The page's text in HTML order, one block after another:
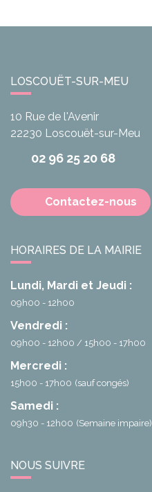
LOSCOUËT-SUR-MEU
10 Rue de l'Avenir
22230 Loscouët-sur-Meu
02 96 25 20 68
Contactez-nous
HORAIRES DE LA MAIRIE
Lundi, Mardi et Jeudi :
09h00 - 12h00
Vendredi :
09h00 - 12h00 15h00 - 17h00
Mercredi :
15h00 - 17h00 (sauf congés)
Samedi :
09h30 - 12h00 (Semaine impaire)
NOUS SUIVRE